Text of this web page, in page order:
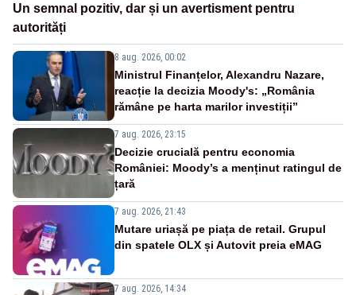
Un semnal pozitiv, dar și un avertisment pentru
autorități
8 aug. 2026, 00:02
Ministrul Finanțelor, Alexandru Nazare,
reacție la decizia Moody's: „România
rămâne pe harta marilor investiții”
7 aug. 2026, 23:15
Decizie crucială pentru economia
României: Moody’s a menținut ratingul de
țară
7 aug. 2026, 21:43
Mutare uriașă pe piața de retail. Grupul
din spatele OLX și Autovit preia eMAG
7 aug. 2026, 14:34